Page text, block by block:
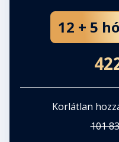
Emelem
Fejezet hossza:
12 + 5
Korlátlan
101